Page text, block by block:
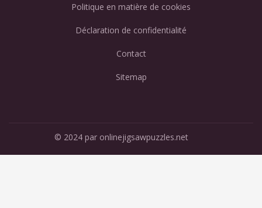
Politique en matière de cookies
Déclaration de confidentialité
Contact
Sitemap
© 2024 par onlinejigsawpuzzles.net